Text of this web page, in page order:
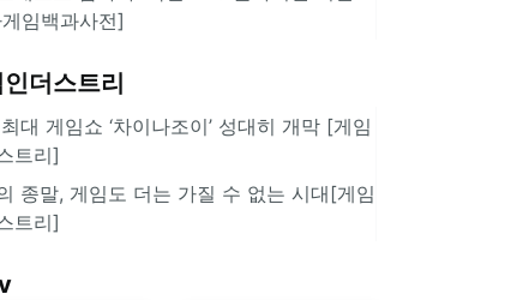
임백과사전]
더스트리
대 게임쇼 ‘차이나조이’ 성대히 개막 [게임
트리]
종말, 게임도 더는 가질 수 없는 시대[게임
트리]